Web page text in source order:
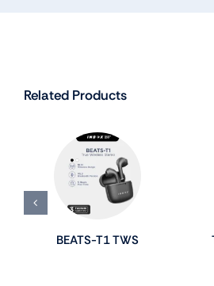
Related Products
BEATS-T1 TWS